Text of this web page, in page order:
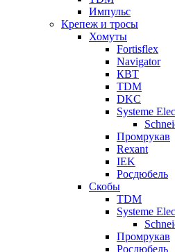
Импульс
Крепеж и тросы
Хомуты
Fortisflex
Navigator
КВТ
TDM
DKC
Systeme
Промрукав
Rexant
IEK
Росдюбель
Скобы
TDM
Systeme
Промрукав
Росдюбель